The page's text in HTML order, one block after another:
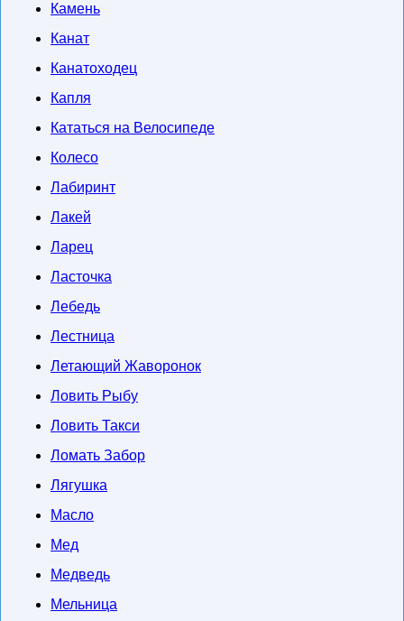
Камень
Канат
Канатоходец
Капля
Кататься на Велосипеде
Колесо
Лабиринт
Лакей
Ларец
Ласточка
Лебедь
Лестница
Летающий Жаворонок
Ловить Рыбу
Ловить Такси
Ломать Забор
Лягушка
Масло
Мед
Медведь
Мельница